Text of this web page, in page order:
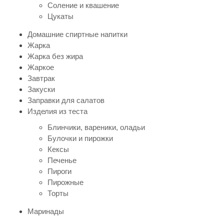
Соление и квашение
Цукаты
Домашние спиртные напитки
Жарка
Жарка без жира
Жаркое
Завтрак
Закуски
Заправки для салатов
Изделия из теста
Блинчики, вареники, оладьи
Булочки и пирожки
Кексы
Печенье
Пироги
Пирожные
Торты
Маринады